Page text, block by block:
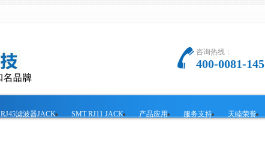
咨询热线：
400-0081-145
RJ45滤波器JACK SMT RJ11 JACK 产品应用 服务支持 天睦荣誉